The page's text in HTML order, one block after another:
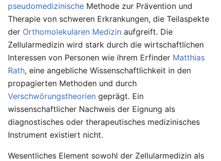
pseudomedizinische Methode zur Prävention und
Therapie von schweren Erkrankungen, die Teilaspekte
der Orthomolekularen Medizin aufgreift. Die
Zellularmedizin wird stark durch die wirtschaftlichen
Interessen von Personen wie ihrem Erfinder Matthias
Rath, eine angebliche Wissenschaftlichkeit in den
propagierten Methoden und durch
Verschwörungstheorien geprägt. Ein
wissenschaftlicher Nachweis der Eignung als
diagnostisches oder therapeutisches medizinisches
Instrument existiert nicht.
Wesentliches Element sowohl der Zellularmedizin als